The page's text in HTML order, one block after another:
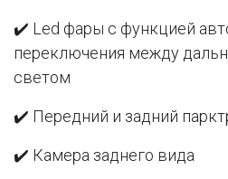
✔️ Led фары с функцией
переключения между
светом
✔️ Передний и задний
✔️ Камера заднего вида